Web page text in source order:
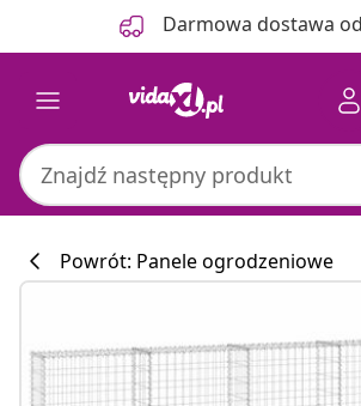
Powrót: Panele ogrodzeniowe